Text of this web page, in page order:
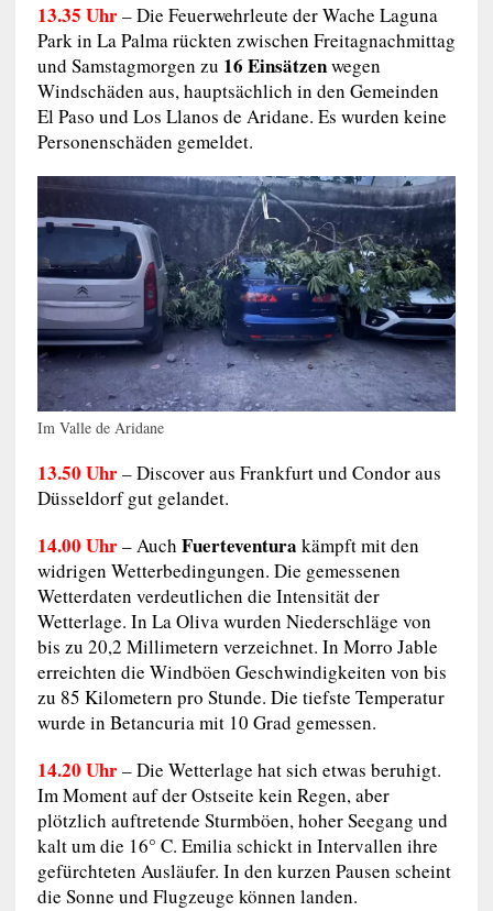
13.35 Uhr– Die Feuerwehrleute der Wache Laguna
Park in La Palma rückten zwischen Freitagnachmittag
und Samstagmorgen zu 16 Einsätzenwegen
Windschäden aus, hauptsächlich in den Gemeinden
El Paso und Los Llanos de Aridane. Es wurden keine
Personenschäden gemeldet.
Im Valle de Aridane
13.50 Uhr– Discover aus Frankfurt und Condor aus
Düsseldorf gut gelandet.
14.00 Uhr– Auch Fuerteventura kämpft mit den
widrigen Wetterbedingungen. Die gemessenen
Wetterdaten verdeutlichen die Intensität der
Wetterlage. In La Oliva wurden Niederschläge von
bis zu 20,2 Millimetern verzeichnet. In Morro Jable
erreichten die Windböen Geschwindigkeiten von bis
zu 85 Kilometern pro Stunde. Die tiefste Temperatur
wurde in Betancuria mit 10 Grad gemessen.
14.20 Uhr– Die Wetterlage hat sich etwas beruhigt.
Im Moment auf der Ostseite kein Regen, aber
plötzlich auftretende Sturmböen, hoher Seegang und
kalt um die 16° C. Emilia schickt in Intervallen ihre
gefürchteten Ausläufer. In den kurzen Pausen scheint
die Sonne und Flugzeuge können landen.